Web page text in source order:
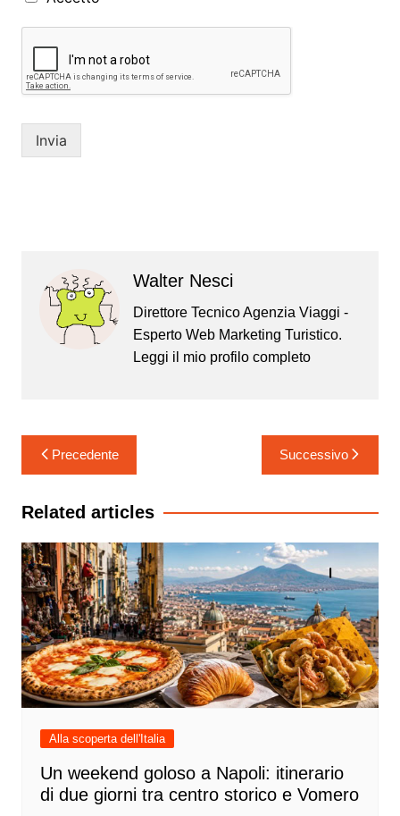
Invia
Walter Nesci
Direttore Tecnico Agenzia Viaggi -
Esperto Web Marketing Turistico.
Leggi il mio profilo completo
Navigazione
articoli
Precedente Successivo
Related articles
Alla scoperta dell'Italia
Un weekend goloso a Napoli: itinerario
di due giorni tra centro storico e Vomero